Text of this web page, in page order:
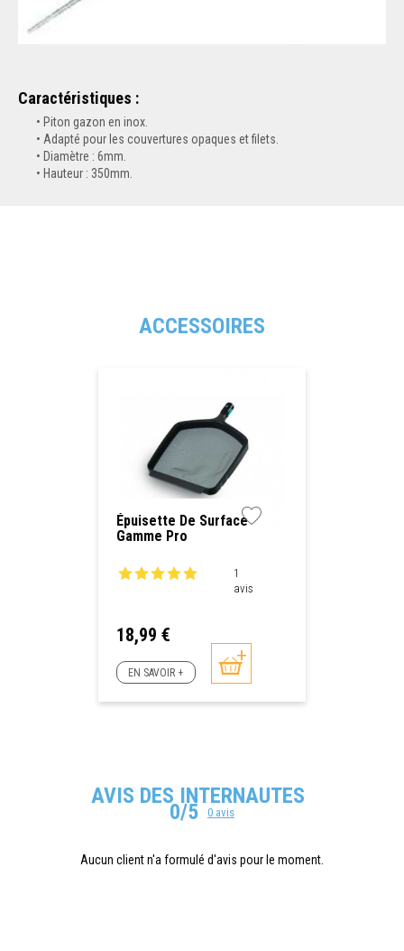
Caractéristiques :
Piton gazon en inox.
Adapté pour les couvertures opaques et filets.
Diamètre : 6mm.
Hauteur : 350mm.
ACCESSOIRES
Épuisette De Surface
Gamme Pro
1
avis
Prix
18,99 €
EN SAVOIR +
AVIS DES INTERNAUTES
0/5 0 avis
Aucun client n'a formulé d'avis pour le moment.